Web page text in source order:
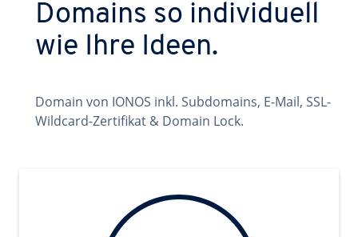
Domains so individuell
wie Ihre Ideen.
Domain von IONOS inkl. Subdomains, E-Mail, SSL-
Wildcard-Zertifikat & Domain Lock.